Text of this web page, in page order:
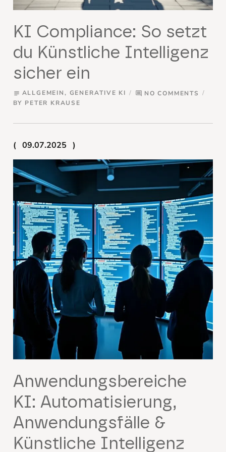
KI Compliance: So setzt
du Künstliche Intelligenz
sicher ein
subject ALLGEMEIN, GENERATIVE KI comment NO COMMENTS
BY PETER KRAUSE
09.07.2025
Anwendungsbereiche
KI: Automatisierung,
Anwendungsfälle &
Künstliche Intelligenz